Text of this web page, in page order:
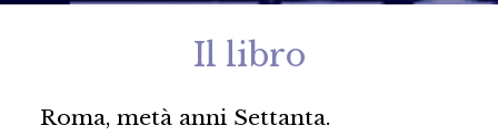
Il libro
Roma, metà anni Settanta.